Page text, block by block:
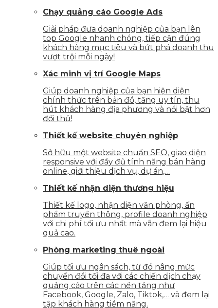
Chạy quảng cáo Google Ads
Giải pháp đưa doanh nghiệp của bạn lên
top Google nhanh chóng, tiếp cận đúng
khách hàng mục tiêu và bứt phá doanh thu
vượt trội mỗi ngày!
Xác minh vị trí Google Maps
Giúp doanh nghiệp của bạn hiện diện
chính thức trên bản đồ, tăng uy tín, thu
hút khách hàng địa phương và nổi bật hơn
đối thủ!
Thiết kế website chuyên nghiệp
Sở hữu một website chuẩn SEO, giao diện
responsive với đầy đủ tính năng bán hàng
online, giới thiệu dịch vụ, dự án,…
Thiết kế nhận diện thương hiệu
Thiết kế logo, nhận diện văn phòng, ấn
phẩm truyền thông, profile doanh nghiệp
với chi phí tối ưu nhất mà vẫn đem lại hiệu
quả cao.
Phòng marketing thuê ngoài
Giúp tối ưu ngân sách, từ đó nâng mức
chuyển đổi tối đa với các chiến dịch chạy
quảng cáo trên các nền tảng như
Facebook, Google, Zalo, Tiktok,… và đem lại
tập khách hàng tiềm năng.